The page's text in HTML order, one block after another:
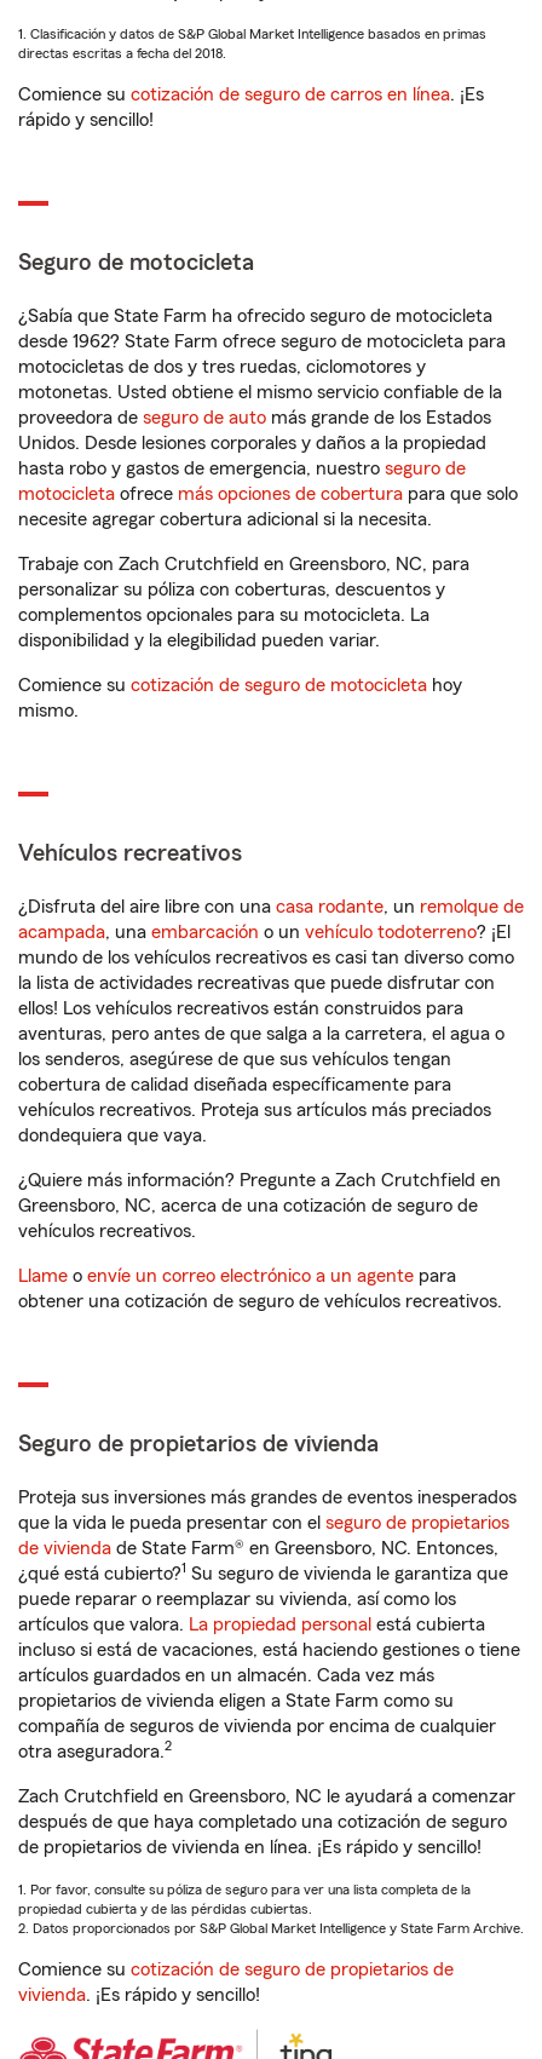
1. Clasificación y datos de S&P Global Market Intelligence basados en primas
directas escritas a fecha del 2018.
Comience su cotización de seguro de carros en línea. ¡Es
rápido y sencillo!
Seguro de motocicleta
¿Sabía que State Farm ha ofrecido seguro de motocicleta
desde 1962? State Farm ofrece seguro de motocicleta para
motocicletas de dos y tres ruedas, ciclomotores y
motonetas. Usted obtiene el mismo servicio confiable de la
proveedora de seguro de auto más grande de los Estados
Unidos. Desde lesiones corporales y daños a la propiedad
hasta robo y gastos de emergencia, nuestro seguro de
motocicleta ofrece más opciones de cobertura para que solo
necesite agregar cobertura adicional si la necesita.
Trabaje con Zach Crutchfield en Greensboro, NC, para
personalizar su póliza con coberturas, descuentos y
complementos opcionales para su motocicleta. La
disponibilidad y la elegibilidad pueden variar.
Comience su cotización de seguro de motocicleta hoy
mismo.
Vehículos recreativos
¿Disfruta del aire libre con una casa rodante, un remolque de
acampada, una embarcación o un vehículo todoterreno? ¡El
mundo de los vehículos recreativos es casi tan diverso como
la lista de actividades recreativas que puede disfrutar con
ellos! Los vehículos recreativos están construidos para
aventuras, pero antes de que salga a la carretera, el agua o
los senderos, asegúrese de que sus vehículos tengan
cobertura de calidad diseñada específicamente para
vehículos recreativos. Proteja sus artículos más preciados
dondequiera que vaya.
¿Quiere más información? Pregunte a Zach Crutchfield en
Greensboro, NC, acerca de una cotización de seguro de
vehículos recreativos.
Llame o envíe un correo electrónico a un agente para
obtener una cotización de seguro de vehículos recreativos.
Seguro de propietarios de vivienda
Proteja sus inversiones más grandes de eventos inesperados
que la vida le pueda presentar con el seguro de propietarios
de vivienda de State Farm® en Greensboro, NC. Entonces,
¿qué está cubierto?1 Su seguro de vivienda le garantiza que
puede reparar o reemplazar su vivienda, así como los
artículos que valora. La propiedad personal está cubierta
incluso si está de vacaciones, está haciendo gestiones o tiene
artículos guardados en un almacén. Cada vez más
propietarios de vivienda eligen a State Farm como su
compañía de seguros de vivienda por encima de cualquier
otra aseguradora.2
Zach Crutchfield en Greensboro, NC le ayudará a comenzar
después de que haya completado una cotización de seguro
de propietarios de vivienda en línea. ¡Es rápido y sencillo!
1. Por favor, consulte su póliza de seguro para ver una lista completa de la
propiedad cubierta y de las pérdidas cubiertas.
2. Datos proporcionados por S&P Global Market Intelligence y State Farm Archive.
Comience su cotización de seguro de propietarios de
vivienda. ¡Es rápido y sencillo!